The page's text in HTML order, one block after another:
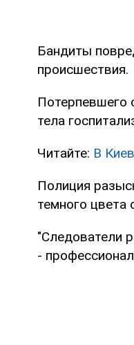
Бандиты
происшествия.
Потерпевшего
тела
Читайте: В
Полиция
темного
"Следователи
-